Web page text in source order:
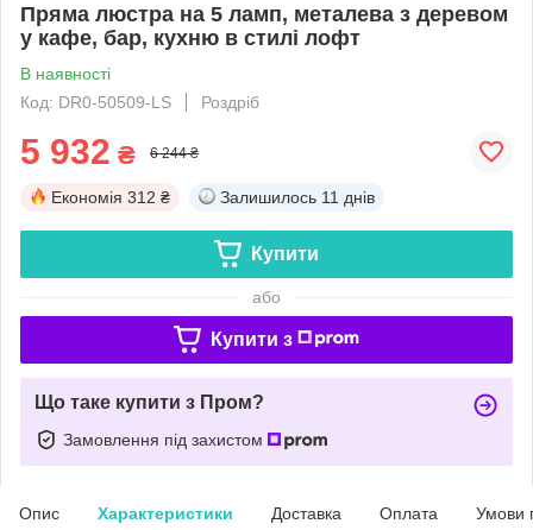
Пряма люстра на 5 ламп, металева з деревом
у кафе, бар, кухню в стилі лофт
В наявності
Код: DR0-50509-LS
Роздріб
5 932 ₴ 6 244 ₴
Економія 312 ₴ Залишилось 11 днів
Купити
або
Купити з
Що таке купити з Пром?
Замовлення під захистом
Опис Характеристики Доставка Оплата Умови